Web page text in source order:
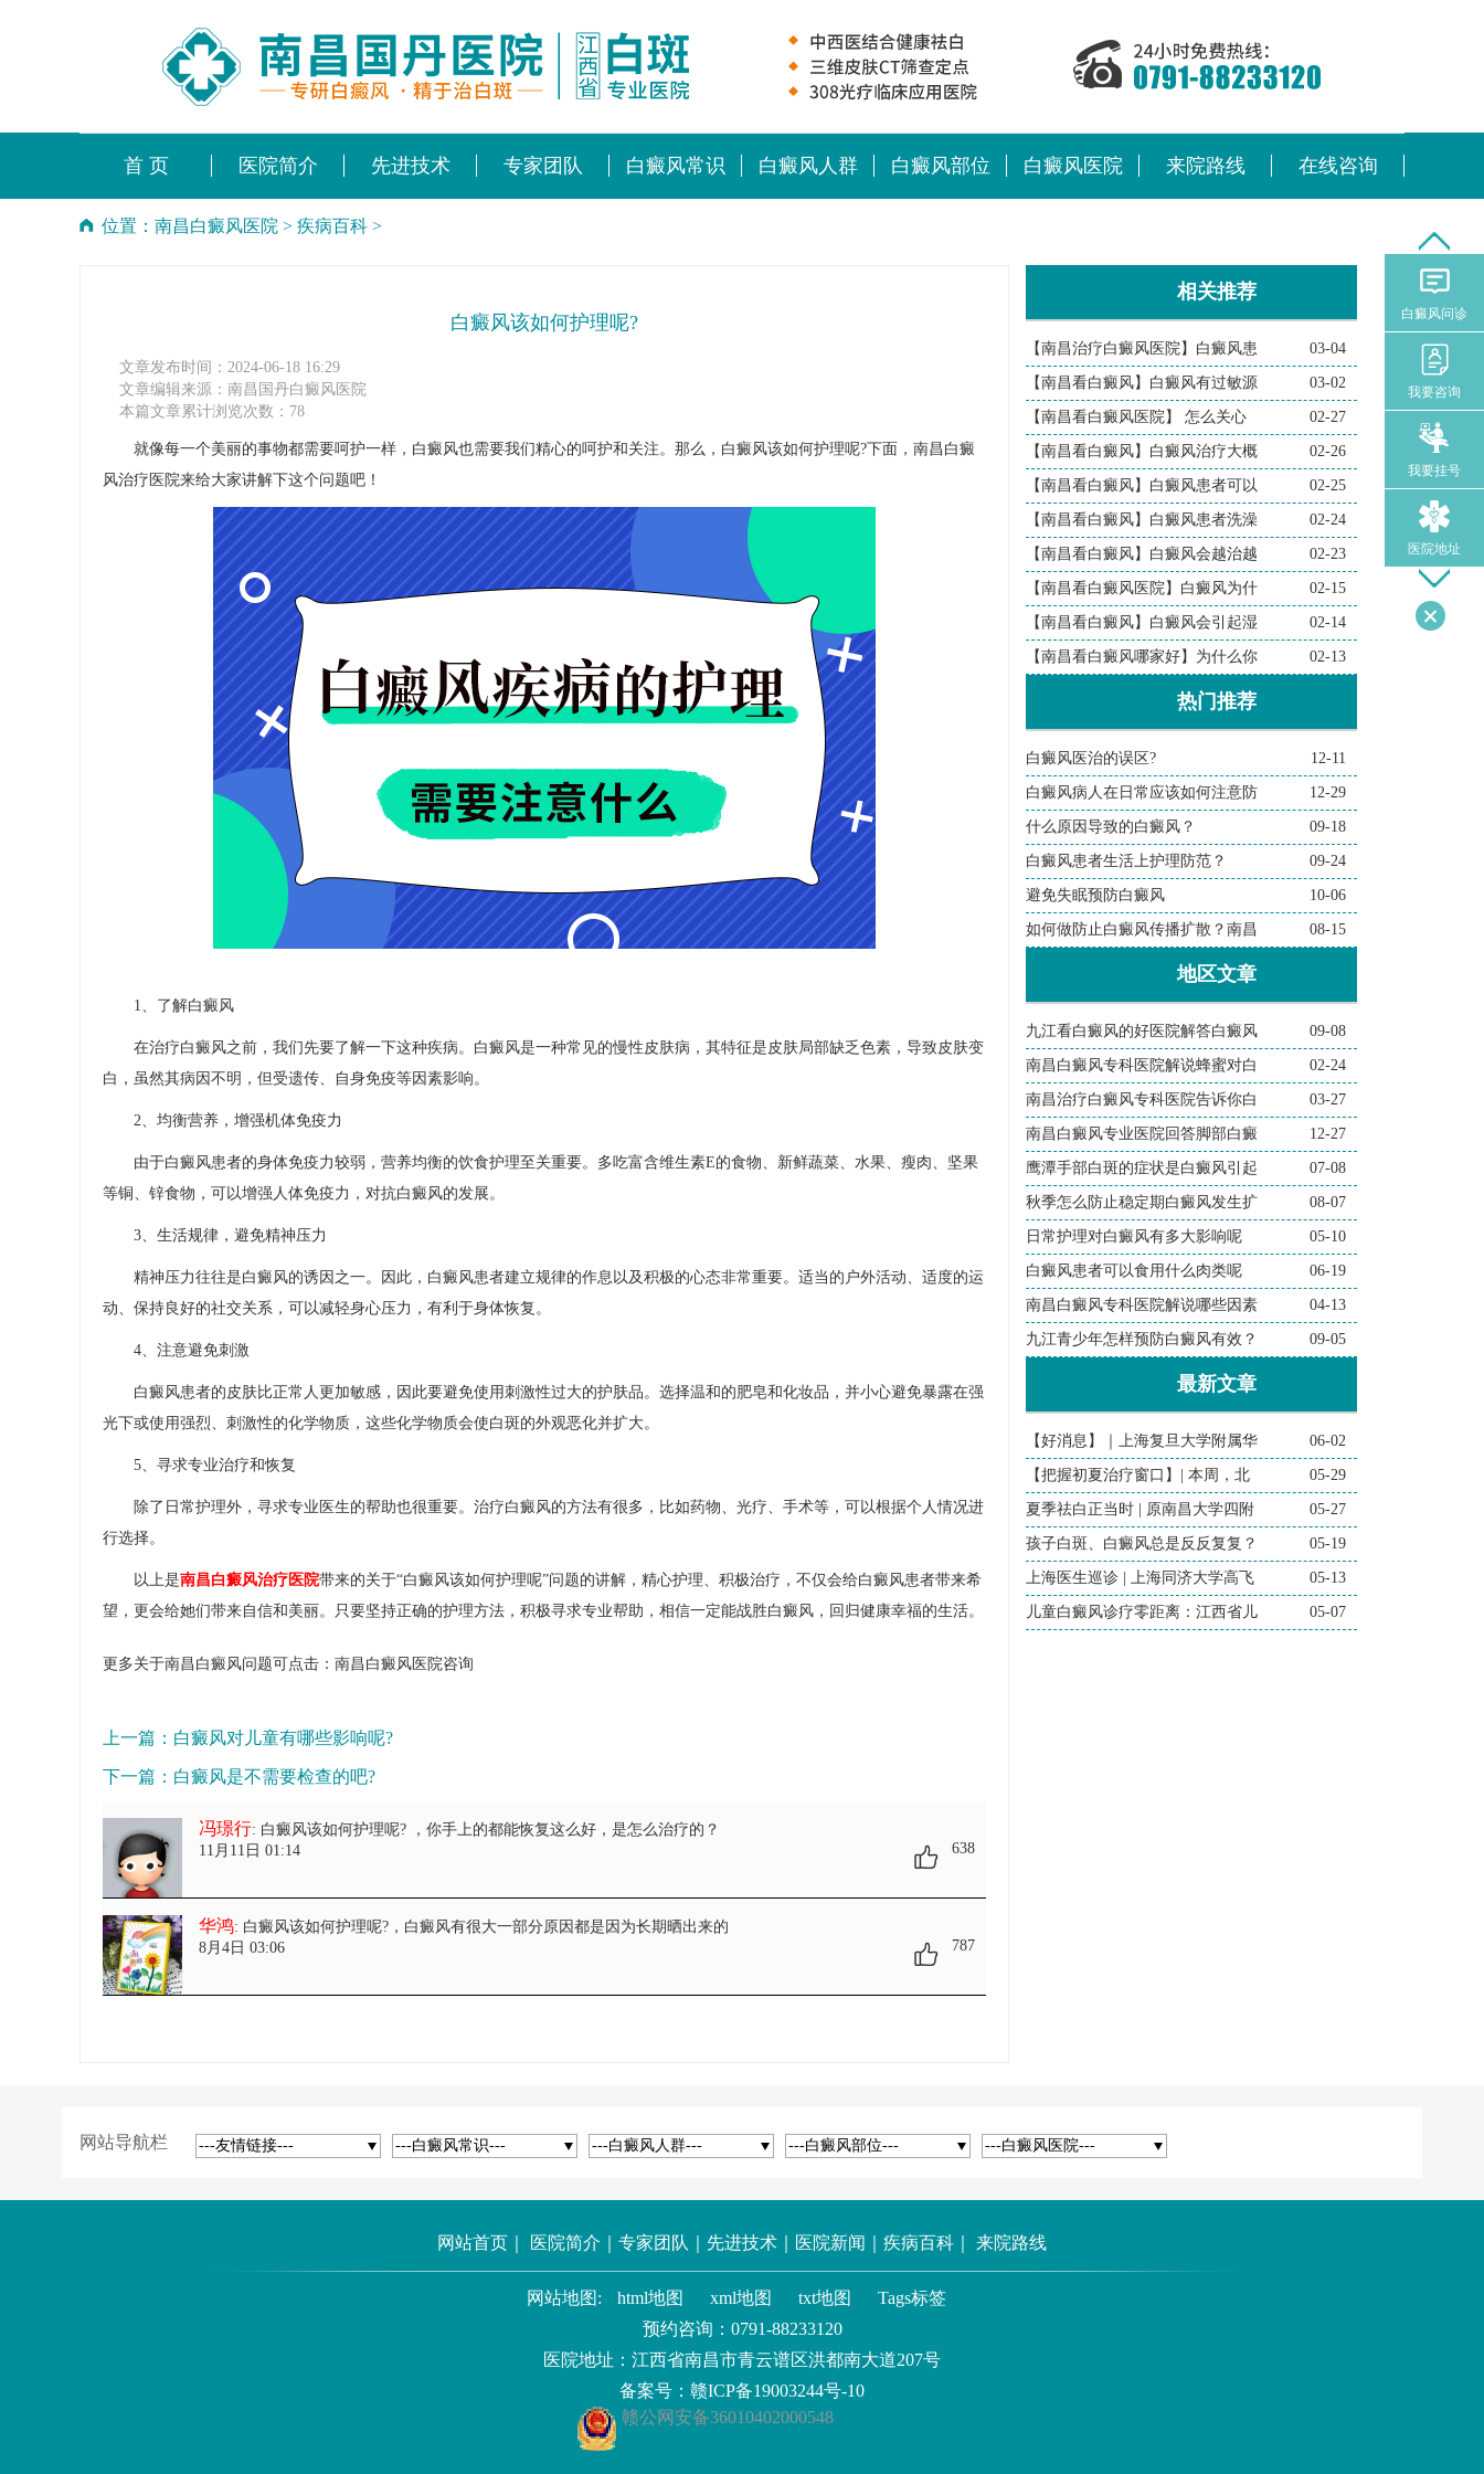
首 页 医院简介 先进技术 专家团队 白癜风常识 白癜风人群 白癜风部位 白癜风医院 来院路线 在线咨询
位置： 南昌白癜风医院 > 疾病百科 >
白癜风该如何护理呢?
文章发布时间：2024-06-18 16:29
文章编辑来源：南昌国丹白癜风医院
本篇文章累计浏览次数：78
就像每一个美丽的事物都需要呵护一样，白癜风也需要我们精心的呵护和关注。那么，白癜风该如何护理呢?下面，南昌白癜
风治疗医院来给大家讲解下这个问题吧！
1、了解白癜风
在治疗白癜风之前，我们先要了解一下这种疾病。白癜风是一种常见的慢性皮肤病，其特征是皮肤局部缺乏色素，导致皮肤变
白，虽然其病因不明，但受遗传、自身免疫等因素影响。
2、均衡营养，增强机体免疫力
由于白癜风患者的身体免疫力较弱，营养均衡的饮食护理至关重要。多吃富含维生素E的食物、新鲜蔬菜、水果、瘦肉、坚果
等铜、锌食物，可以增强人体免疫力，对抗白癜风的发展。
3、生活规律，避免精神压力
精神压力往往是白癜风的诱因之一。因此，白癜风患者建立规律的作息以及积极的心态非常重要。适当的户外活动、适度的运
动、保持良好的社交关系，可以减轻身心压力，有利于身体恢复。
4、注意避免刺激
白癜风患者的皮肤比正常人更加敏感，因此要避免使用刺激性过大的护肤品。选择温和的肥皂和化妆品，并小心避免暴露在强
光下或使用强烈、刺激性的化学物质，这些化学物质会使白斑的外观恶化并扩大。
5、寻求专业治疗和恢复
除了日常护理外，寻求专业医生的帮助也很重要。治疗白癜风的方法有很多，比如药物、光疗、手术等，可以根据个人情况进
行选择。
以上是南昌白癜风治疗医院带来的关于“白癜风该如何护理呢”问题的讲解，精心护理、积极治疗，不仅会给白癜风患者带来希
望，更会给她们带来自信和美丽。只要坚持正确的护理方法，积极寻求专业帮助，相信一定能战胜白癜风，回归健康幸福的生活。
更多关于南昌白癜风问题可点击： 南昌白癜风医院咨询
上一篇： 白癜风对儿童有哪些影响呢?
下一篇： 白癜风是不需要检查的吧?
冯璟行: 白癜风该如何护理呢?
，你手上的都能恢复这么好，是怎么治疗的？
11月11日 01:14
638
华鸿: 白癜风该如何护理呢? ，白癜风有很大一部分原因都是因为长期晒出来的
8月4日 03:06
787
相关推荐
【南昌治疗白癜风医院】白癜风患 03-04
【南昌看白癜风】白癜风有过敏源 03-02
【南昌看白癜风医院】 怎么关心 02-27
【南昌看白癜风】白癜风治疗大概 02-26
【南昌看白癜风】白癜风患者可以 02-25
【南昌看白癜风】白癜风患者洗澡 02-24
【南昌看白癜风】白癜风会越治越 02-23
【南昌看白癜风医院】白癜风为什 02-15
【南昌看白癜风】白癜风会引起湿 02-14
【南昌看白癜风哪家好】为什么你 02-13
热门推荐
白癜风医治的误区? 12-11
白癜风病人在日常应该如何注意防 12-29
什么原因导致的白癜风？ 09-18
白癜风患者生活上护理防范？ 09-24
避免失眠预防白癜风 10-06
如何做防止白癜风传播扩散？南昌 08-15
地区文章
九江看白癜风的好医院解答白癜风 09-08
南昌白癜风专科医院解说蜂蜜对白 02-24
南昌治疗白癜风专科医院告诉你白 03-27
南昌白癜风专业医院回答脚部白癜 12-27
鹰潭手部白斑的症状是白癜风引起 07-08
秋季怎么防止稳定期白癜风发生扩 08-07
日常护理对白癜风有多大影响呢 05-10
白癜风患者可以食用什么肉类呢 06-19
南昌白癜风专科医院解说哪些因素 04-13
九江青少年怎样预防白癜风有效？ 09-05
最新文章
【好消息】｜上海复旦大学附属华 06-02
【把握初夏治疗窗口】| 本周，北 05-29
夏季祛白正当时 | 原南昌大学四附 05-27
孩子白斑、白癜风总是反反复复？ 05-19
上海医生巡诊 | 上海同济大学高飞 05-13
儿童白癜风诊疗零距离：江西省儿 05-07
网站导航栏 ---友情链接--- ---白癜风常识--- ---白癜风人群--- ---白癜风部位--- ---白癜风医院---
网站首页 医院简介 专家团队 先进技术 医院新闻 疾病百科 来院路线
网站地图: html地图 xml地图 txt地图
Tags标签
预约咨询： 0791-88233120
医院地址：江西省南昌市青云谱区洪都南大道207号
备案号： 赣ICP备19003244号-10
赣公网安备36010402000548
白癜风问诊
我要咨询
我要挂号
医院地址
导医问诊